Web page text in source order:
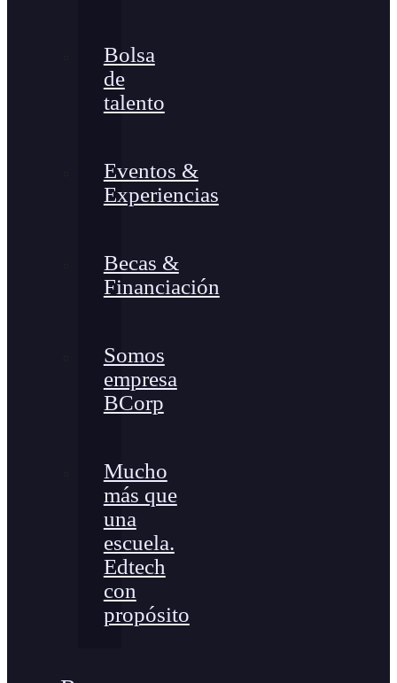
Bolsa
de
talento
Eventos &
Experiencias
Becas &
Financiación
Somos
empresa
BCorp
Mucho
más que
una
escuela.
Edtech
con
propósito